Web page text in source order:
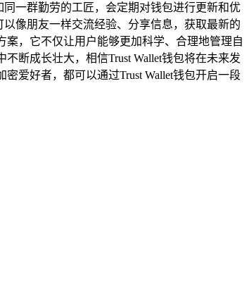
一群勤劳的工匠，会定期对钱包进行更新和优
像朋友一样交流经验、分享信息，获取最新的
案，它不仅让用户能够更加科学、合理地管理自
断成长壮大，相信Trust Wallet钱包将在未来发
爱好者，都可以通过Trust Wallet钱包开启一段